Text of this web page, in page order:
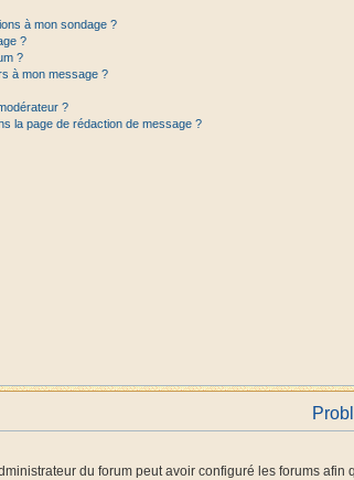
à mon sondage ?
?
?
à mon message ?
?
la page de rédaction de message ?
du forum peut avoir configuré les forums